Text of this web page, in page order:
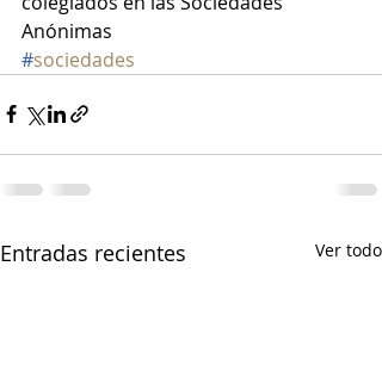
Anónimas
#sociedades
Entradas recientes Ver todo